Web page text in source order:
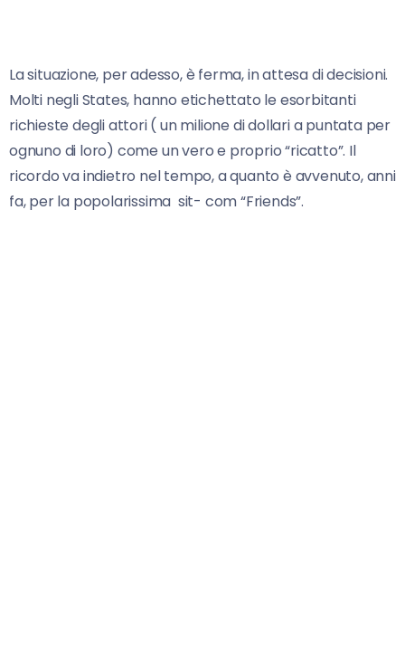
La situazione, per adesso, è ferma, in attesa di decisioni.
Molti negli States, hanno etichettato le esorbitanti
richieste degli attori ( un milione di dollari a puntata per
ognuno di loro) come un vero e proprio “ricatto”. Il
ricordo va indietro nel tempo, a quanto è avvenuto, anni
fa, per la popolarissima sit- com “Friends”.